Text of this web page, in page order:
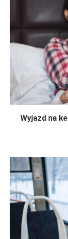
Wyjazd na